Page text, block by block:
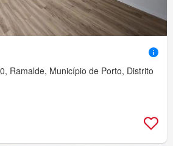
Ramalde, Município de Porto, Distrito